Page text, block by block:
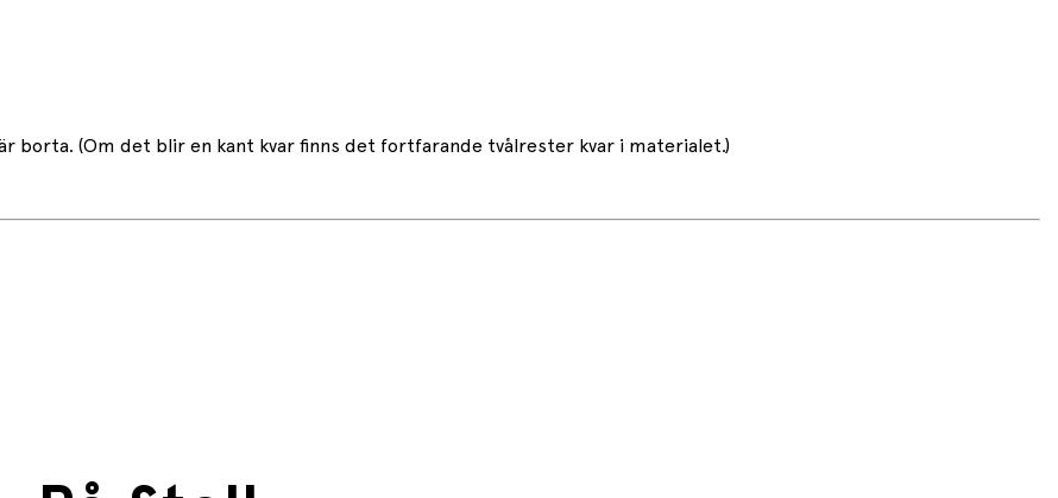
borta. (Om det blir en kant kvar finns det fortfarande tvålrester kvar i materialet.)